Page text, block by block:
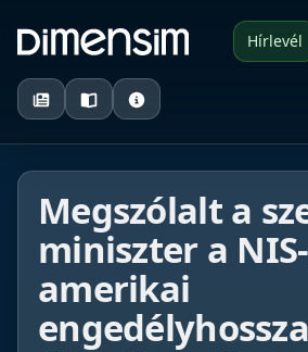
Hírlevél
Megszólalt a
miniszter a
amerikai